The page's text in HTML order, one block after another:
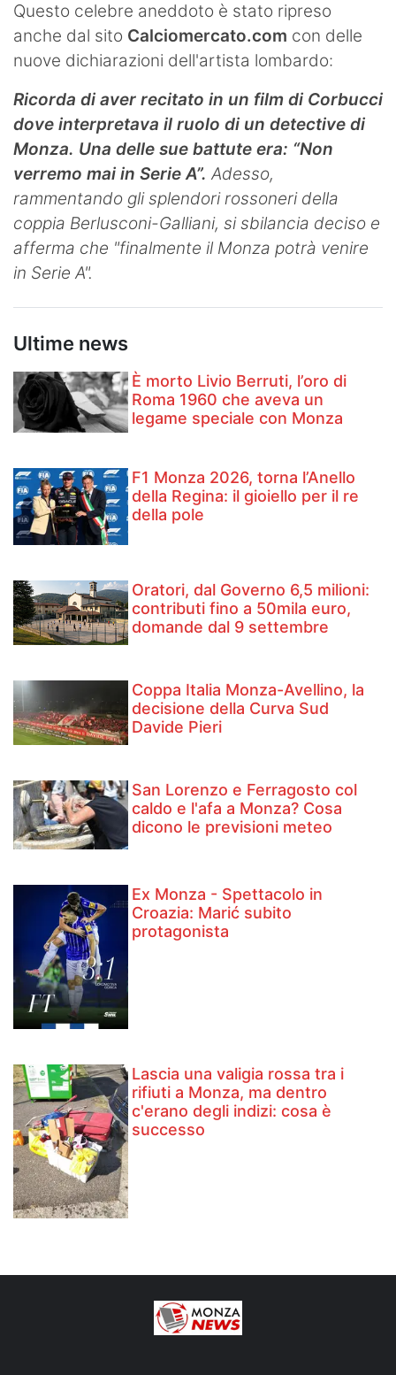
Questo celebre aneddoto è stato ripreso
anche dal sito Calciomercato.com con delle
nuove dichiarazioni dell'artista lombardo:
Ricorda di aver recitato in un film di Corbucci
dove interpretava il ruolo di un detective di
Monza. Una delle sue battute era: “Non
verremo mai in Serie A”. Adesso,
rammentando gli splendori rossoneri della
coppia Berlusconi-Galliani, si sbilancia deciso e
afferma che "finalmente il Monza potrà venire
in Serie A".
Ultime news
È morto Livio Berruti, l’oro di
Roma 1960 che aveva un
legame speciale con Monza
F1 Monza 2026, torna l’Anello
della Regina: il gioiello per il re
della pole
Oratori, dal Governo 6,5 milioni:
contributi fino a 50mila euro,
domande dal 9 settembre
Coppa Italia Monza-Avellino, la
decisione della Curva Sud
Davide Pieri
San Lorenzo e Ferragosto col
caldo e l'afa a Monza? Cosa
dicono le previsioni meteo
Ex Monza - Spettacolo in
Croazia: Marić subito
protagonista
Lascia una valigia rossa tra i
rifiuti a Monza, ma dentro
c'erano degli indizi: cosa è
successo